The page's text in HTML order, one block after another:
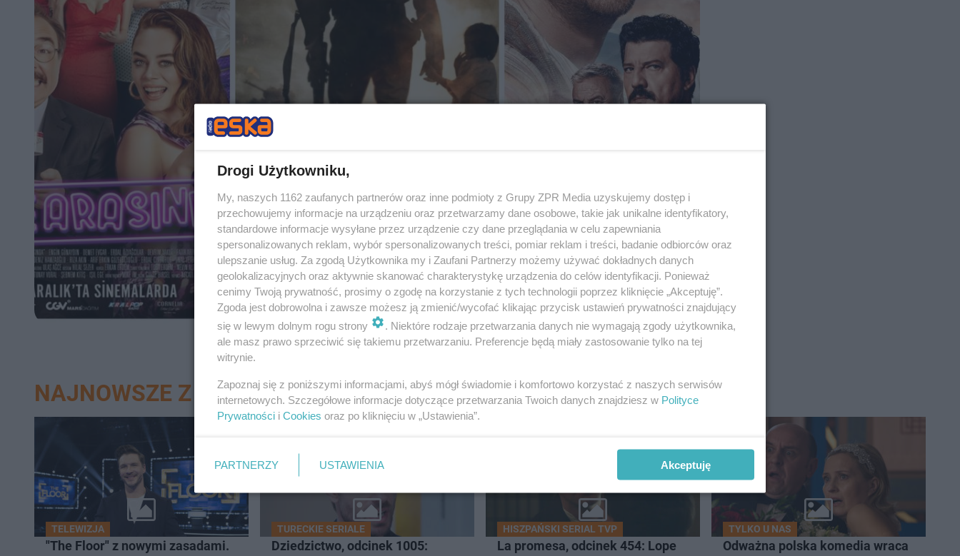
NAJNOWSZE Z DZIAŁU CINEMA
TELEWIZJA
"The Floor" z nowymi zasadami.
TURECKIE SERIALE
Dziedzictwo, odcinek 1005:
HISZPAŃSKI SERIAL TVP
La promesa, odcinek 454: Lope
TYLKO U NAS
Odważna polska komedia wraca
Drogi Użytkowniku,
My, naszych 1162 zaufanych partnerów oraz inne podmioty z Grupy ZPR Media uzyskujemy dostęp i
przechowujemy informacje na urządzeniu oraz przetwarzamy dane osobowe, takie jak unikalne identyfikatory,
standardowe informacje wysyłane przez urządzenie czy dane przeglądania w celu zapewniania
spersonalizowanych reklam, wybór spersonalizowanych treści, pomiar reklam i treści, badanie odbiorców oraz
ulepszanie usług. Za zgodą Użytkownika my i Zaufani Partnerzy możemy używać dokładnych danych
geolokalizacyjnych oraz aktywnie skanować charakterystykę urządzenia do celów identyfikacji. Ponieważ
cenimy Twoją prywatność, prosimy o zgodę na korzystanie z tych technologii poprzez kliknięcie „Akceptuję”.
Zgoda jest dobrowolna i zawsze możesz ją zmienić/wycofać klikając przycisk ustawień prywatności znajdujący
się w lewym dolnym rogu strony
. Niektóre rodzaje przetwarzania danych nie wymagają zgody użytkownika,
ale masz prawo sprzeciwić się takiemu przetwarzaniu. Preferencje będą miały zastosowanie tylko na tej
witrynie.
Zapoznaj się z poniższymi informacjami, abyś mógł świadomie i komfortowo korzystać z naszych serwisów
internetowych. Szczegółowe informacje dotyczące przetwarzania Twoich danych znajdziesz w Polityce
Prywatności i Cookies oraz po kliknięciu w „Ustawienia”.
PARTNERZY USTAWIENIA Akceptuję